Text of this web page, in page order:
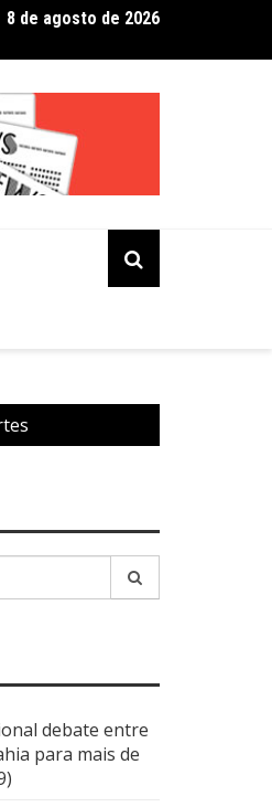
em festival que revela novos
8 de agosto de 2026
debate entre
para mais de